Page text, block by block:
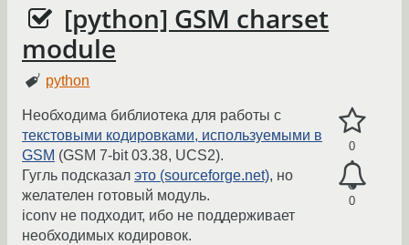
[python] GSM charset
module
python
0
0
Необходима библиотека для работы с
текстовыми кодировками, используемыми в
GSM (GSM 7-bit 03.38, UCS2).
Гугль подсказал это (sourceforge.net), но
желателен готовый модуль.
iconv не подходит, ибо не поддерживает
необходимых кодировок.